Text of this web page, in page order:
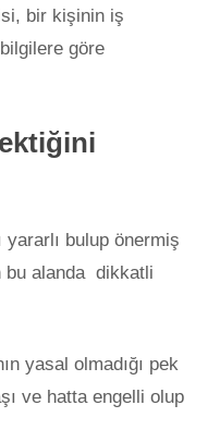
bir kişinin iş
göre
yararlı bulup önermiş
bu alanda dikkatli
yasal olmadığı pek
ve hatta engelli olup